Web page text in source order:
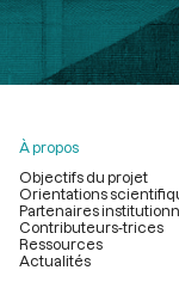
À propos
Objectifs du projet
Orientations
Partenaires
Contributeurs-trices
Ressources
Actualités